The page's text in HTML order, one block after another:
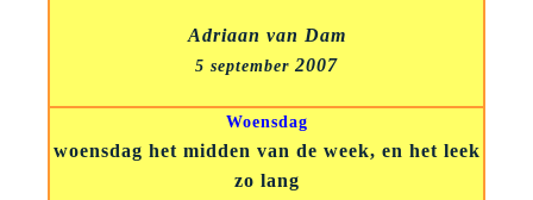
Adriaan van Dam
5 september 2007
Woensdag
woensdag het midden van de week, en het leek
zo lang